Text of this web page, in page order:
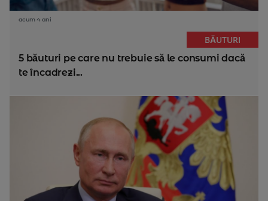
acum 4 ani
BĂUTURI
5 băuturi pe care nu trebuie să le consumi dacă
te încadrezi...